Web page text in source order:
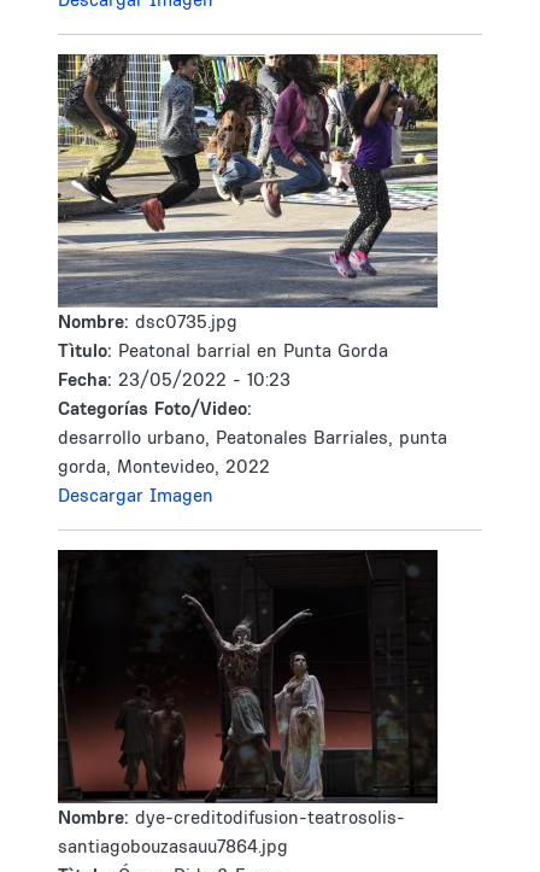
Nombre: dsc0735.jpg
Tìtulo: Peatonal barrial en Punta Gorda
Fecha: 23/05/2022 - 10:23
Categorías Foto/Video:
desarrollo urbano, Peatonales Barriales, punta
gorda, Montevideo, 2022
Descargar Imagen
Nombre: dye-creditodifusion-teatrosolis-
santiagobouzasauu7864.jpg